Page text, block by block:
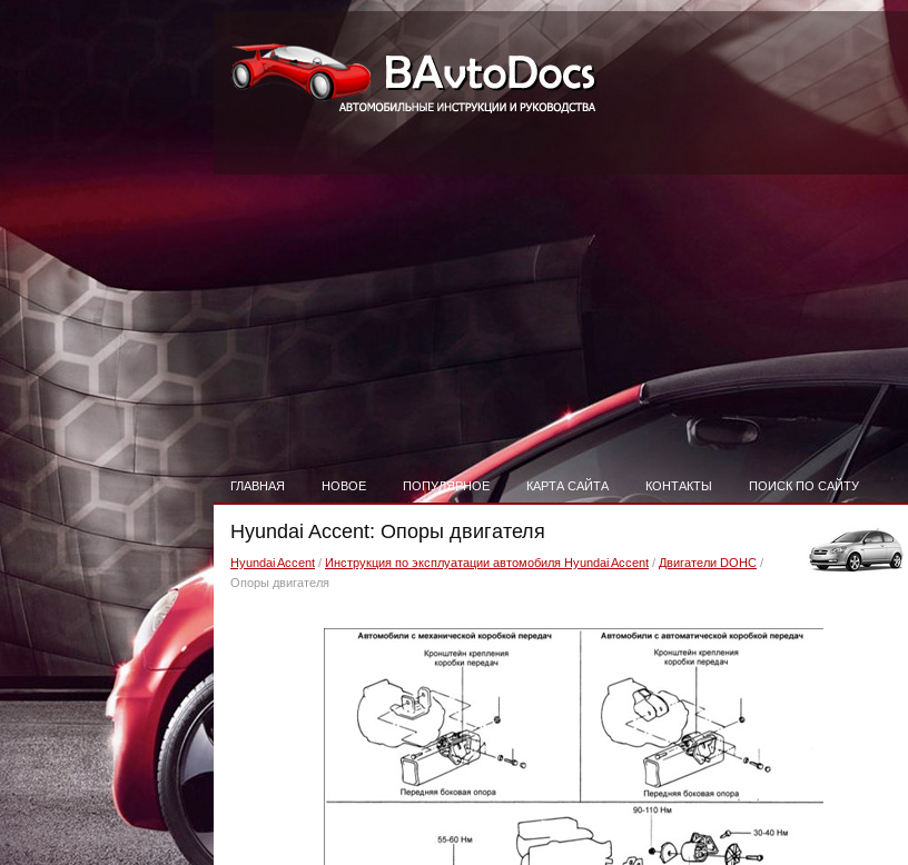
ГЛАВНАЯ НОВОЕ ПОПУЛЯРНОЕ КАРТА САЙТА КОНТАКТЫ ПОИСК ПО САЙТУ
Hyundai Accent: Опоры двигателя
Hyundai Accent / Инструкция по эксплуатации автомобиля Hyundai Accent / Двигатели DOHC /
Опоры двигателя